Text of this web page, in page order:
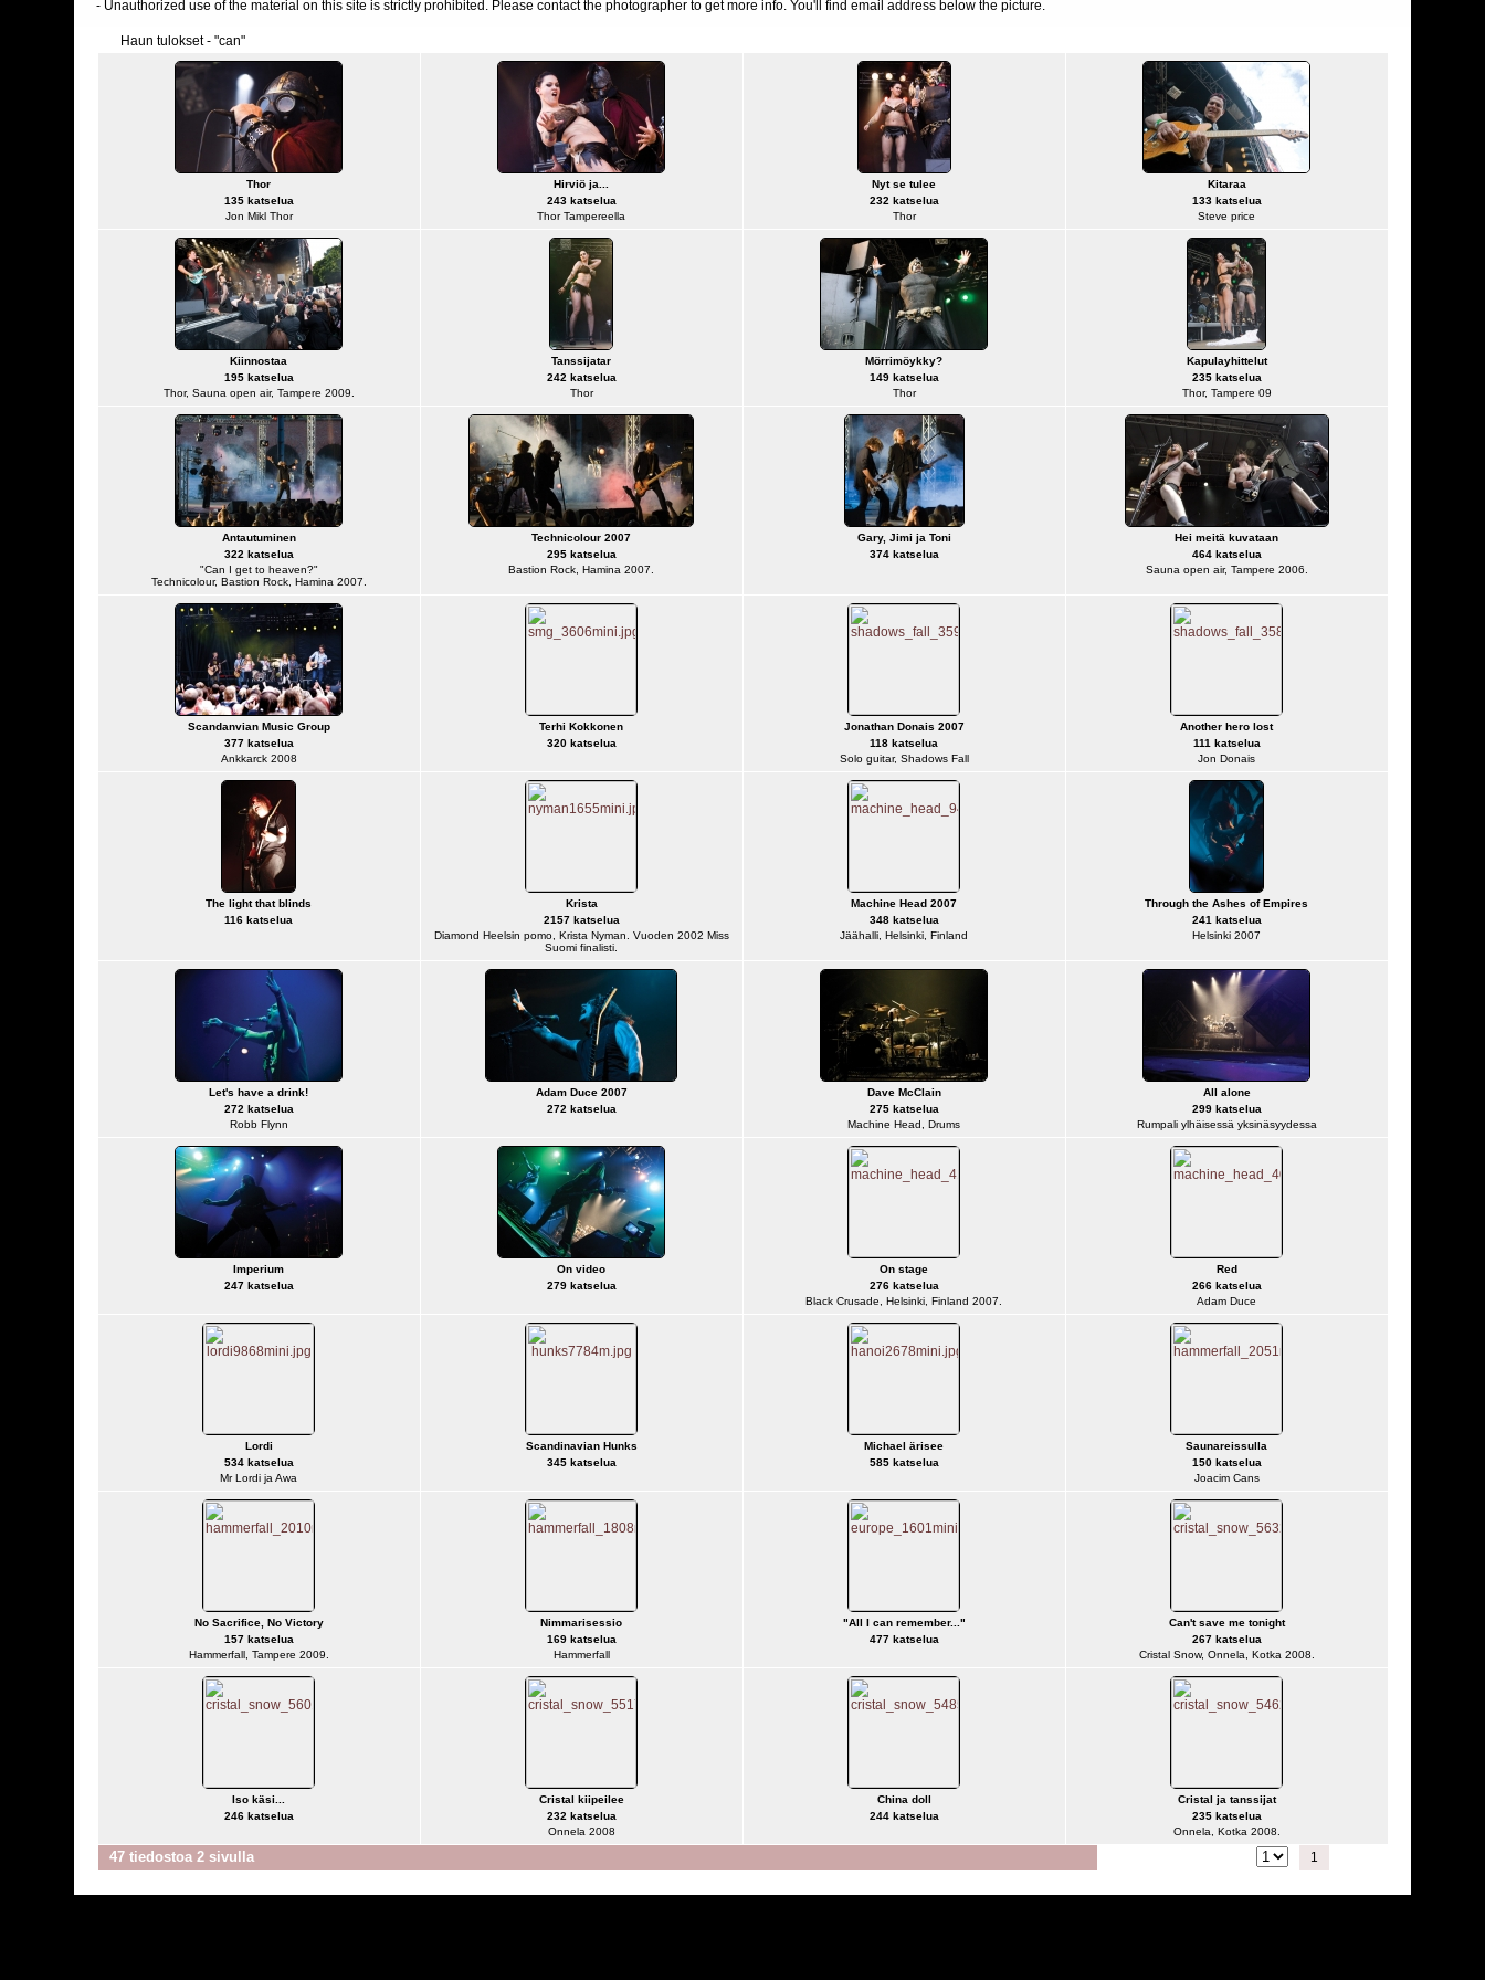
- Unauthorized use of the material on this site is strictly prohibited. Please contact the photographer to get more info. You'll find email address below the picture.
Haun tulokset - "can"
Thor
135 katselua
Jon Mikl Thor
Hirviö ja...
243 katselua
Thor Tampereella
Nyt se tulee
232 katselua
Thor
Kitaraa
133 katselua
Steve price
Kiinnostaa
195 katselua
Thor, Sauna open air, Tampere 2009.
Tanssijatar
242 katselua
Thor
Mörrimöykky?
149 katselua
Thor
Kapulayhittelut
235 katselua
Thor, Tampere 09
Antautuminen
322 katselua
"Can I get to heaven?"
Technicolour, Bastion Rock, Hamina 2007.
Technicolour 2007
295 katselua
Bastion Rock, Hamina 2007.
Gary, Jimi ja Toni
374 katselua
Hei meitä kuvataan
464 katselua
Sauna open air, Tampere 2006.
Scandanvian Music Group
377 katselua
Ankkarck 2008
Terhi Kokkonen
320 katselua
Jonathan Donais 2007
118 katselua
Solo guitar, Shadows Fall
Another hero lost
111 katselua
Jon Donais
The light that blinds
116 katselua
Krista
2157 katselua
Diamond Heelsin pomo, Krista Nyman. Vuoden 2002 Miss
Suomi finalisti.
Machine Head 2007
348 katselua
Jäähalli, Helsinki, Finland
Through the Ashes of Empires
241 katselua
Helsinki 2007
Let's have a drink!
272 katselua
Robb Flynn
Adam Duce 2007
272 katselua
Dave McClain
275 katselua
Machine Head, Drums
All alone
299 katselua
Rumpali ylhäisessä yksinäsyydessa
Imperium
247 katselua
On video
279 katselua
On stage
276 katselua
Black Crusade, Helsinki, Finland 2007.
Red
266 katselua
Adam Duce
Lordi
534 katselua
Mr Lordi ja Awa
Scandinavian Hunks
345 katselua
Michael ärisee
585 katselua
Saunareissulla
150 katselua
Joacim Cans
No Sacrifice, No Victory
157 katselua
Hammerfall, Tampere 2009.
Nimmarisessio
169 katselua
Hammerfall
"All I can remember..."
477 katselua
Can't save me tonight
267 katselua
Cristal Snow, Onnela, Kotka 2008.
Iso käsi...
246 katselua
Cristal kiipeilee
232 katselua
Onnela 2008
China doll
244 katselua
Cristal ja tanssijat
235 katselua
Onnela, Kotka 2008.
47 tiedostoa 2 sivulla 1